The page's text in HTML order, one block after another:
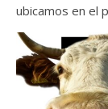
ubicamos en el